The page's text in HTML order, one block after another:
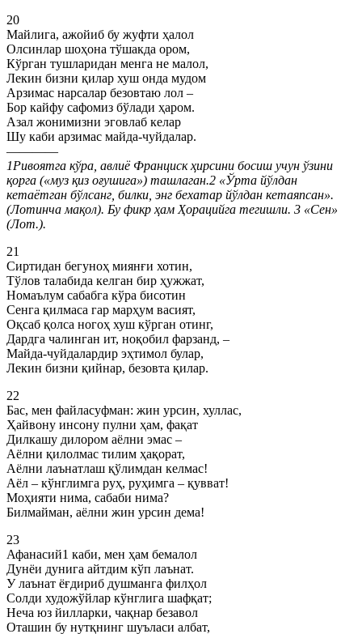
20
Майлига, ажойиб бу жуфти ҳалол
Олсинлар шоҳона тўшакда ором,
Кўрган тушларидан менга не малол,
Лекин бизни қилар хуш онда мудом
Арзимас нарсалар безовтаю лол –
Бор кайфу сафомиз бўлади ҳаром.
Азал жонимизни эговлаб келар
Шу каби арзимас майда-чуйдалар.
————
1Ривоятга кўра, авлиё Франциск ҳирсини босиш учун ўзини
қорга («муз қиз оғушига») ташлаган.2 «Ўрта йўлдан
кетаётган бўлсанг, билки, энг бехатар йўлдан кетаяпсан».
(Лотинча мақол). Бу фикр ҳам Ҳорацийга тегишли. 3 «Сен»
(Лот.).
21
Сиртидан бегуноҳ миянғи хотин,
Тўлов талабида келган бир ҳужжат,
Номаълум сабабга кўра бисотин
Сенга қилмаса гар марҳум васият,
Оқсаб қолса ногоҳ хуш кўрган отинг,
Дардга чалинган ит, ноқобил фарзанд, –
Майда-чуйдалардир эҳтимол булар,
Лекин бизни қийнар, безовта қилар.
22
Бас, мен файласуфман: жин урсин, хуллас,
Ҳайвону инсону пулни ҳам, фақат
Дилкашу дилором аёлни эмас –
Аёлни қилолмас тилим ҳақорат,
Аёлни лаънатлаш қўлимдан келмас!
Аёл – кўнглимга руҳ, руҳимга – қувват!
Моҳияти нима, сабаби нима?
Билмайман, аёлни жин урсин дема!
23
Афанасий1 каби, мен ҳам бемалол
Дунёи дунига айтдим кўп лаънат.
У лаънат ёғдириб душманга филҳол
Солди художўйлар кўнглига шафқат;
Неча юз йилларки, чақнар безавол
Оташин бу нутқнинг шуъласи албат,